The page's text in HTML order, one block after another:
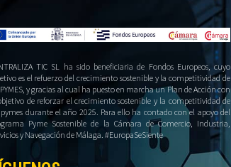
TIC SL ha sido beneficiaria de Fondos Europeos, cuyo
es el refuerzo del crecimiento sostenible y la competitividad de
y gracias al cual ha puesto en marcha un Plan de Acción con
de reforzar el crecimiento sostenible y la competitividad de
pymes durante el año 2025. Para ello ha contado con el apoyo del
Pyme Sostenible de la Cámara de Comercio, Industria,
y Navegación de Málaga. #EuropaSeSiente